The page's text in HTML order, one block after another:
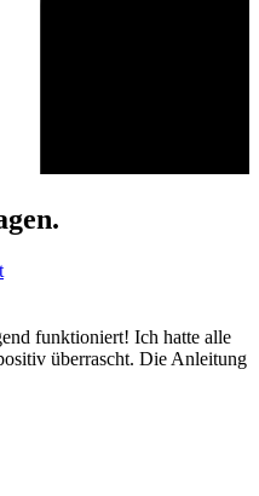
funktioniert! Ich hatte alle
überrascht. Die Anleitung